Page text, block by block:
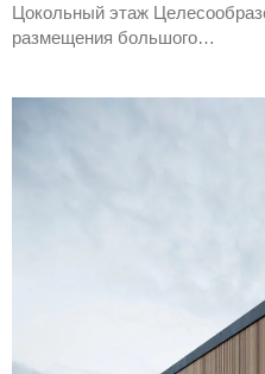
Цокольный этаж
размещения большого…